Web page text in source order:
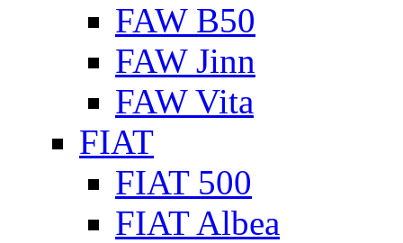
FAW B50
FAW Jinn
FAW Vita
FIAT
FIAT 500
FIAT Albea